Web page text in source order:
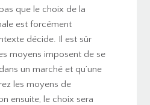
que le choix de la
est forcément
décide. Il est sûr
moyens imposent de se
un marché et qu’une
les moyens de
ensuite, le choix sera